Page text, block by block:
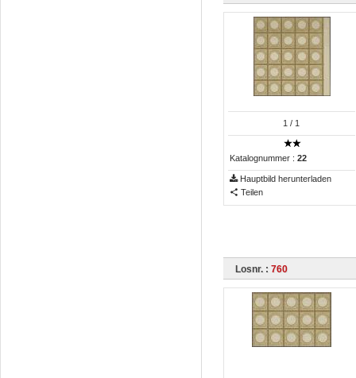
1 / 1
Katalognummer : 22
Hauptbild herunterladen
Teilen
Losnr. : 760